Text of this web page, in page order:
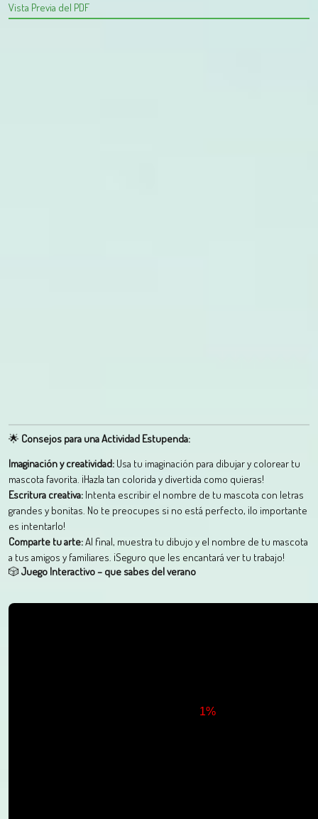
Vista Previa del PDF
🌟 Consejos para una Actividad Estupenda:
Imaginación y creatividad: Usa tu imaginación para dibujar y colorear tu
mascota favorita. ¡Hazla tan colorida y divertida como quieras!
Escritura creativa: Intenta escribir el nombre de tu mascota con letras
grandes y bonitas. No te preocupes si no está perfecto, ¡lo importante
es intentarlo!
Comparte tu arte:Al final, muestra tu dibujo y el nombre de tu mascota
a tus amigos y familiares. ¡Seguro que les encantará ver tu trabajo!
🎲 Juego Interactivo – que sabes del verano